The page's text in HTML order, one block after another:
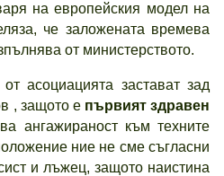
на европейския модел на
че заложената времева
от министерството.
асоциацията застават зад
, защото е първият здравен
ангажираност към техните
ние не сме съгласни
и лъжец, защото наистина